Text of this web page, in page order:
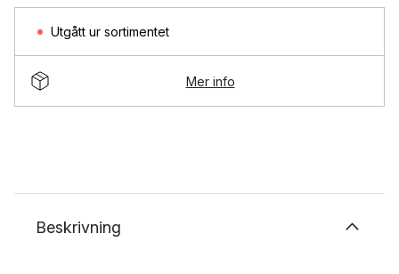
Utgått ur sortimentet
Mer info
Beskrivning